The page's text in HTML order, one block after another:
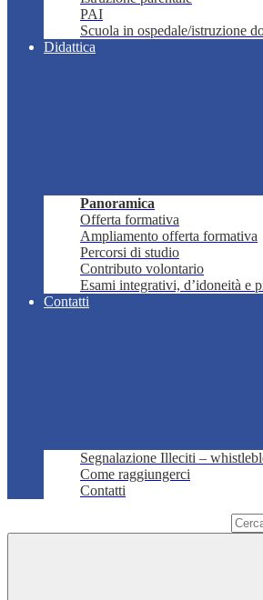
PAI
Scuola in ospedale/istruzione
Didattica
Panoramica
Offerta formativa
Ampliamento offerta formativa
Percorsi di studio
Contributo volontario
Esami integrativi, d’idoneità e
Contatti
Segnalazione Illeciti –
Come raggiungerci
Contatti